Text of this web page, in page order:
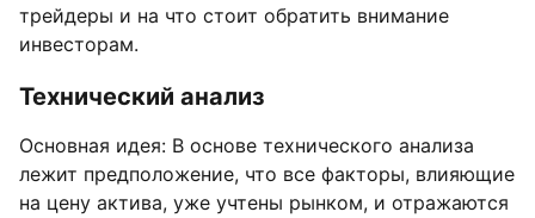
трейдеры и на что стоит обратить внимание
инвесторам.
Технический анализ
Основная идея: В основе технического анализа
лежит предположение, что все факторы, влияющие
на цену актива, уже учтены рынком, и отражаются